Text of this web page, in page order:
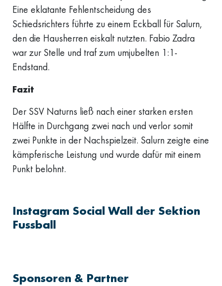
Eine eklatante Fehlentscheidung des
Schiedsrichters führte zu einem Eckball für Salurn,
den die Hausherren eiskalt nutzten. Fabio Zadra
war zur Stelle und traf zum umjubelten 1:1-
Endstand.
Fazit
Der SSV Naturns ließ nach einer starken ersten
Hälfte in Durchgang zwei nach und verlor somit
zwei Punkte in der Nachspielzeit. Salurn zeigte eine
kämpferische Leistung und wurde dafür mit einem
Punkt belohnt.
Instagram Social Wall der Sektion
Fussball
Sponsoren & Partner